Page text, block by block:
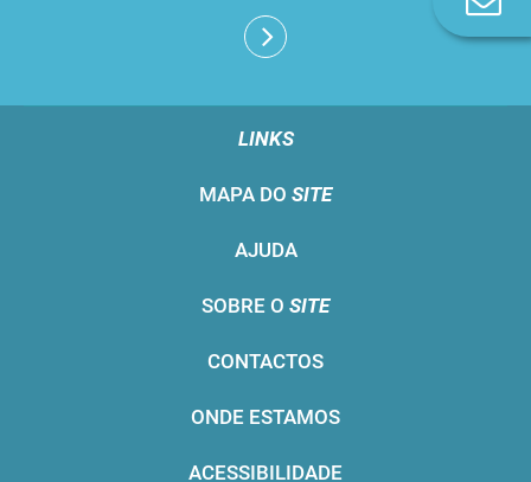
LINKS
MAPA DO SITE
AJUDA
SOBRE O SITE
CONTACTOS
ONDE ESTAMOS
ACESSIBILIDADE